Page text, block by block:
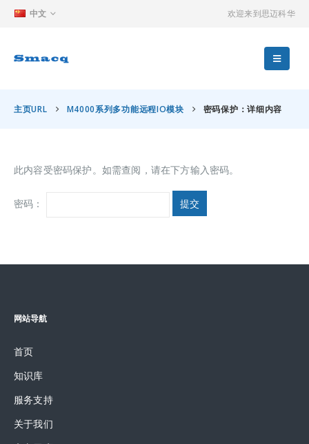
中文 欢迎来到思迈科华
主页URL M4000系列多功能远程IO模块 密码保护：详细内容
此内容受密码保护。如需查阅，请在下方输入密码。
密码：
网站导航
首页
知识库
服务支持
关于我们